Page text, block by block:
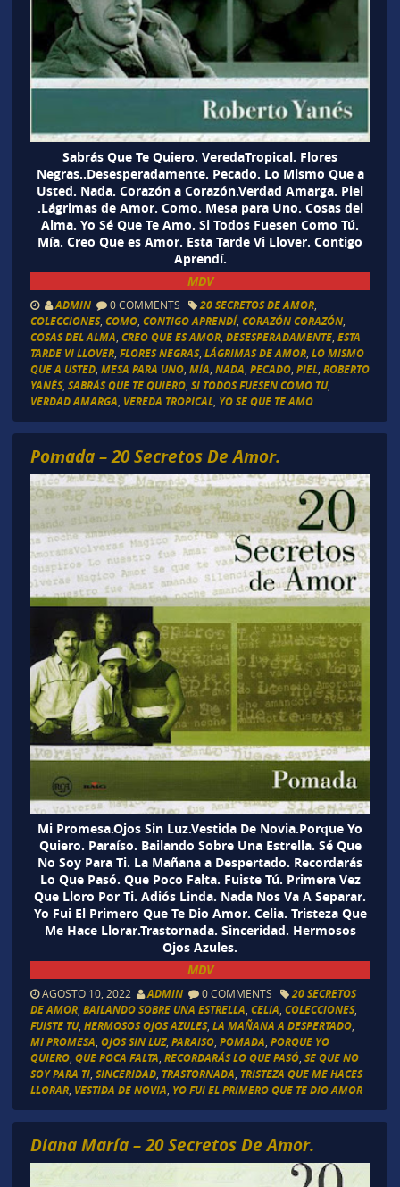
Sabrás Que Te Quiero. VeredaTropical. Flores
Negras..Desesperadamente. Pecado. Lo Mismo Que a
Usted. Nada. Corazón a Corazón.Verdad Amarga. Piel
.Lágrimas de Amor. Como. Mesa para Uno. Cosas del
Alma. Yo Sé Que Te Amo. Si Todos Fuesen Como Tú.
Mía. Creo Que es Amor. Esta Tarde Vi Llover. Contigo
Aprendí.
MDV
ADMIN 0 COMMENTS 20 SECRETOS DE AMOR,
COLECCIONES, COMO, CONTIGO APRENDÍ, CORAZÓN CORAZÓN,
COSAS DEL ALMA CREO QUE ES AMOR, DESESPERADAMENTE, ESTA
TARDE VI LLOVER, FLORES NEGRAS, LÁGRIMAS DE AMOR, LO MISMO
QUE A USTED, MESA PARA UNO, MÍA NADA PECADO, PIEL, ROBERTO
YANÉS, SABRÁS QUE TE QUIERO, SI TODOS FUESEN COMO TU,
VERDAD AMARGA VEREDA TROPICAL, YO SE QUE TE AMO
Pomada – 20 Secretos De Amor.
Mi Promesa.Ojos Sin Luz.Vestida De Novia.Porque Yo
Quiero. Paraíso. Bailando Sobre Una Estrella. Sé Que
No Soy Para Ti. La Mañana a Despertado. Recordarás
Lo Que Pasó. Que Poco Falta. Fuiste Tú. Primera Vez
Que Lloro Por Ti. Adiós Linda. Nada Nos Va A Separar.
Yo Fui El Primero Que Te Dio Amor. Celia. Tristeza Que
Me Hace Llorar.Trastornada. Sinceridad. Hermosos
Ojos Azules.
MDV
AGOSTO 10, 2022 ADMIN 0 COMMENTS
20 SECRETOS
DE AMOR, BAILANDO SOBRE UNA ESTRELLA CELIA COLECCIONES,
FUISTE TU, HERMOSOS OJOS AZULES, LA MAÑANA A DESPERTADO,
MI PROMESA OJOS SIN LUZ, PARAISO, POMADA PORQUE YO
QUIERO, QUE POCA FALTA RECORDARÁS LO QUE PASÓ, SE QUE NO
SOY PARA TI, SINCERIDAD, TRASTORNADA TRISTEZA QUE ME HACES
LLORAR, VESTIDA DE NOVIA YO FUI EL PRIMERO QUE TE DIO AMOR
Diana María – 20 Secretos De Amor.